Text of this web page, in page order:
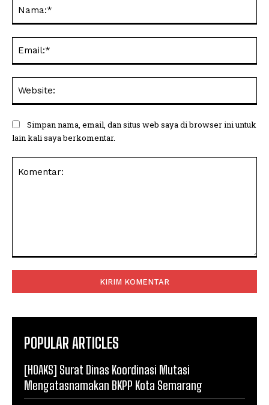
Simpan nama, email, dan situs web saya di browser ini untuk
lain kali saya berkomentar.
POPULAR ARTICLES
[HOAKS] Surat Dinas Koordinasi Mutasi
Mengatasnamakan BKPP Kota Semarang